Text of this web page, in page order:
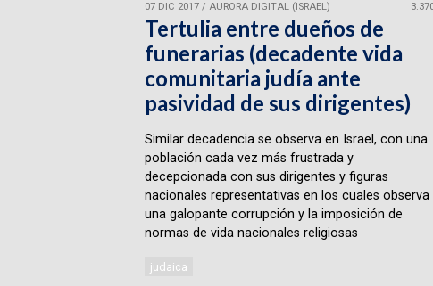
07 DIC 2017/ AURORA DIGITAL (ISRAEL)
Tertulia entre dueños de
funerarias (decadente vida
comunitaria judía ante
pasividad de sus dirigentes)
Similar decadencia se observa en Israel, con una
población cada vez más frustrada y
decepcionada con sus dirigentes y figuras
nacionales representativas en los cuales observa
una galopante corrupción y la imposición de
normas de vida nacionales religiosas
judaica